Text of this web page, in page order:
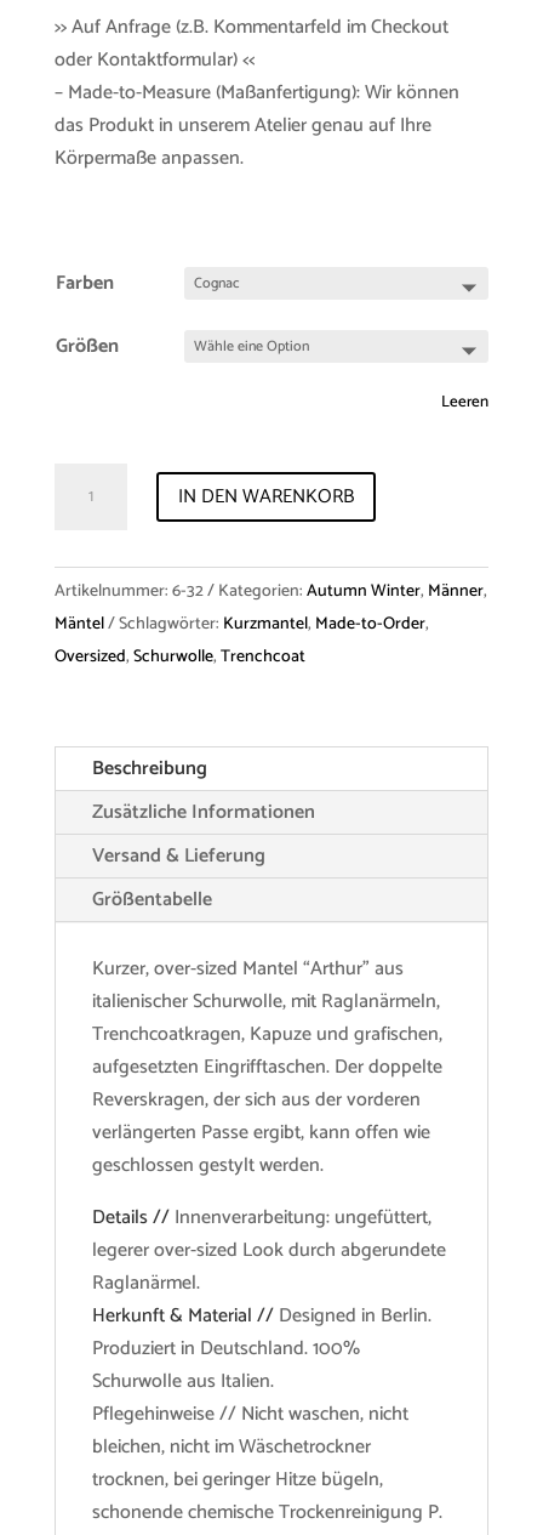
>> Auf Anfrage (z.B. Kommentarfeld im Checkout
oder Kontaktformular) <<
– Made-to-Measure (Maßanfertigung): Wir können
das Produkt in unserem Atelier genau auf Ihre
Körpermaße anpassen.
Farben
Größen
Leeren
"Arthur"
Menge
IN DEN WARENKORB
Artikelnummer:6-32 Kategorien:Autumn Winter, Männer,
Mäntel Schlagwörter: Kurzmantel, Made-to-Order,
Oversized,Schurwolle,Trenchcoat
Beschreibung
Zusätzliche Informationen
Versand & Lieferung
Größentabelle
Kurzer, over-sized Mantel “Arthur” aus
italienischer Schurwolle, mit Raglanärmeln,
Trenchcoatkragen, Kapuze und grafischen,
aufgesetzten Eingrifftaschen. Der doppelte
Reverskragen, der sich aus der vorderen
verlängerten Passe ergibt, kann offen wie
geschlossen gestylt werden.
Details //Innenverarbeitung: ungefüttert,
legerer over-sized Look durch abgerundete
Raglanärmel.
Herkunft & Material //Designed in Berlin.
Produziert in Deutschland. 100%
Schurwolle aus Italien.
Pflegehinweise // Nicht waschen, nicht
bleichen, nicht im Wäschetrockner
trocknen, bei geringer Hitze bügeln,
schonende chemische Trockenreinigung P.